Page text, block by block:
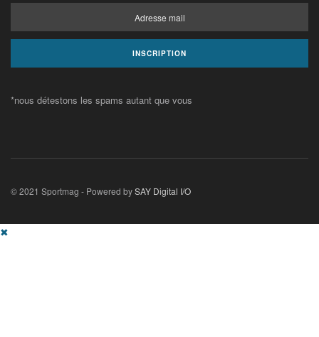
*nous détestons les spams autant que vous
© 2021 Sportmag - Powered bySAY Digital I/O
✖